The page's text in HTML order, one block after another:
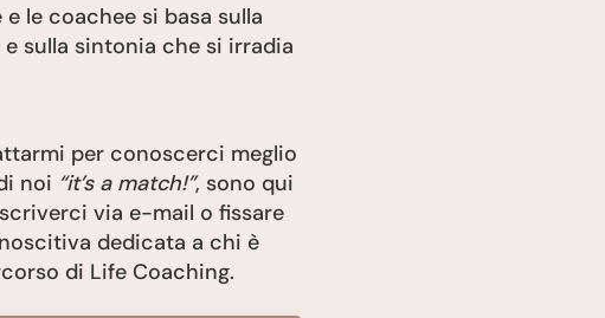
le coachee si basa sulla
sulla sintonia che si irradia
per conoscerci meglio
noi “it’s a match!”, sono qui
via e-mail o fissare
dedicata a chi è
di Life Coaching.